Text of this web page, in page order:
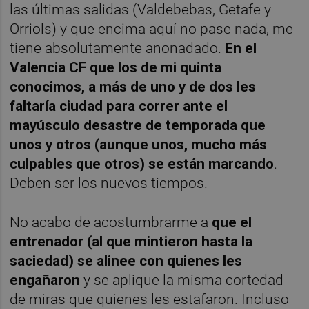
las últimas salidas (Valdebebas, Getafe y
Orriols) y que encima aquí no pase nada, me
tiene absolutamente anonadado. En el
Valencia CF que los de mi quinta
conocimos, a más de uno y de dos les
faltaría ciudad para correr ante el
mayúsculo desastre de temporada que
unos y otros (aunque unos, mucho más
culpables que otros) se están marcando.
Deben ser los nuevos tiempos.
No acabo de acostumbrarme a que el
entrenador (al que mintieron hasta la
saciedad) se alinee con quienes les
engañaron y se aplique la misma cortedad
de miras que quienes les estafaron. Incluso